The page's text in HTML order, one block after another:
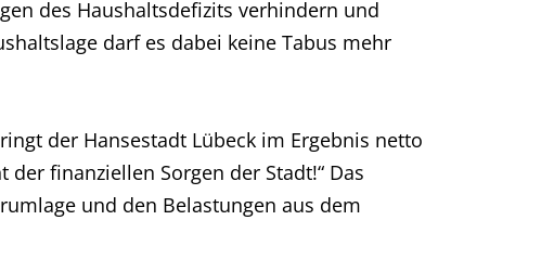
des Haushaltsdefizits verhindern und
darf es dabei keine Tabus mehr
der Hansestadt Lübeck im Ergebnis netto
finanziellen Sorgen der Stadt!“ Das
und den Belastungen aus dem